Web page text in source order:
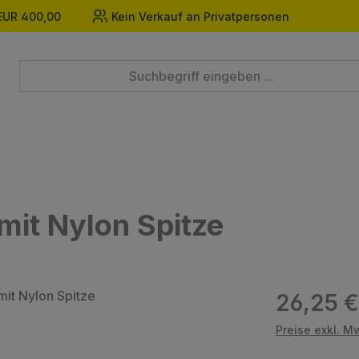
400,00 Kein Verkauf an Privatpersonen
Nylon Spitze
Regulärer
26,25 €
Preise exkl.